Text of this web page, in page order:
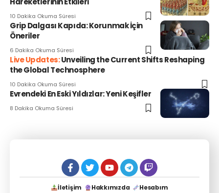
10 Dakika Okuma Süresi
Grip Dalgası Kapıda: Korunmak İçin
Öneriler
6 Dakika Okuma Süresi
Unveiling the Current Shifts Reshaping
the Global Technosphere
10 Dakika Okuma Süresi
Evrendeki En Eski Yıldızlar: Yeni Keşifler
8 Dakika Okuma Süresi
İletişim Hakkımızda Hesabım